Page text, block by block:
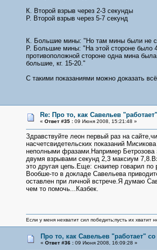
К. Второй взрыв через 2-3 секунды
Р. Второй взрыв через 5-7 секунд
К. Большие мины: "Но там мины были не
Р. Большие мины: "На этой стороне было
противоположной стороне одна мина
большие, кг. 15-20."
С такими показаниями можно доказать
Re: Про то, как Савельев
« Ответ #35 :09 Июня 2008, 15:21:48 »
Здравствуйте леон первый раз на
насчетсвидетельских показаний
неполными фразами.Например Бетрозова
двумя взрывами секунд 2,3 максиум
это другая цепь.Еще: снаипер говарил по
Вообше-то в докладе Савельева
оставлен при личной встрече.Я думаю
чем то помочь...Казбек.
Если у меня нехватит сил победить;пусть их хватит
Про то, как Савельев "работает"
« Ответ #36 :09 Июня 2008, 16:09:28 »